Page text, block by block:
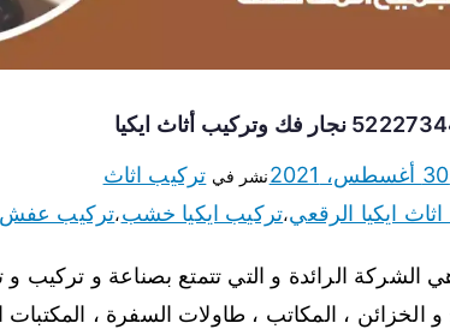
30 أغسطس، 2021 نشر في تركيب اثاث
ايكيا الرقعي،تركيب ايكيا خشب،تركيب عفش
الشركة الرائدة و التي تتمتع بصناعة و تركيب و
و الخزائن ، المكاتب ، طاولات السفرة ، المكتبات